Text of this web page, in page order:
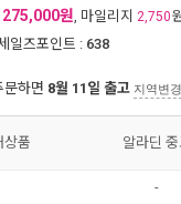
275,000원, 마일리지 2,750
일즈포인트 : 638
문하면 8월 11일 출고 지역변경
상품 알라딘
-